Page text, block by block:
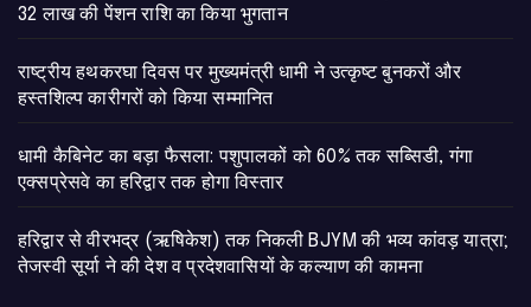
32 लाख की पेंशन राशि का किया भुगतान
राष्ट्रीय हथकरघा दिवस पर मुख्यमंत्री धामी ने उत्कृष्ट बुनकरों और
हस्तशिल्प कारीगरों को किया सम्मानित
​धामी कैबिनेट का बड़ा फैसला: पशुपालकों को 60% तक सब्सिडी, गंगा
एक्सप्रेसवे का हरिद्वार तक होगा विस्तार
​हरिद्वार से वीरभद्र (ऋषिकेश) तक निकली BJYM की भव्य कांवड़ यात्रा;
तेजस्वी सूर्या ने की देश व प्रदेशवासियों के कल्याण की कामना